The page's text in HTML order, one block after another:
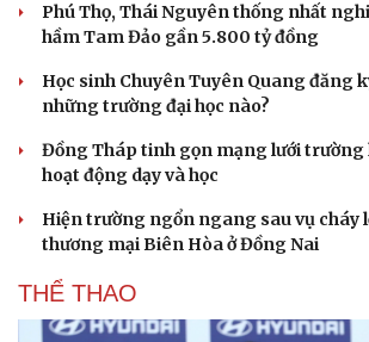
Phú Thọ, Thái Nguyên thống nhất
hầm Tam Đảo gần 5.800 tỷ đồng
Học sinh Chuyên Tuyên Quang đăng
những trường đại học nào?
Đồng Tháp tinh gọn mạng lưới trường
hoạt động dạy và học
Hiện trường ngổn ngang sau vụ cháy
thương mại Biên Hòa ở Đồng Nai
THỂ THAO